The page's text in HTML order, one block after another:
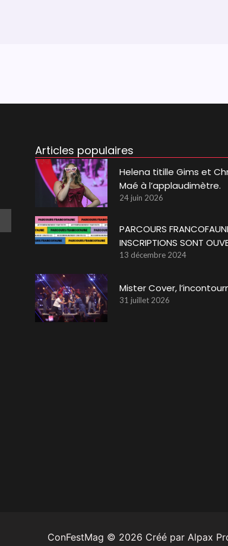
Articles populaires
Helena titille Gims et
Maé à l’applaudimètre.
24 juin 2026
PARCOURS
INSCRIPTIONS SONT
13 décembre 2024
Mister Cover,
31 juillet 2026
ConFestMag © 2026 Créé par Alpax